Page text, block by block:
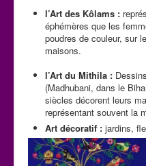
Nous contacter
Sites amis
l’Art des Kôlams :
éphémères que les
poudres de couleur, sur
maisons.
l’Art du Mithila :
(Madhubani, dans le
siècles décorent leurs
représentant souvent la
Art décoratif : jardins,